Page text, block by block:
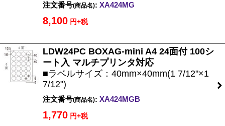
注文番号(商品名): XA424MG
8,100 円+税
LDW24PC BOXAG-mini A4 24面付 100シ
ート入 マルチプリンタ対応
■ラベルサイズ：40mm×40mm(1 7/12"×1
7/12")
注文番号(商品名): XA424MGB
1,770 円+税